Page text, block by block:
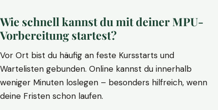
Wie schnell kannst du mit deiner MPU-
Vorbereitung startest?
Vor Ort bist du häufig an feste Kursstarts und
Wartelisten gebunden. Online kannst du innerhalb
weniger Minuten loslegen – besonders hilfreich, wenn
deine Fristen schon laufen.